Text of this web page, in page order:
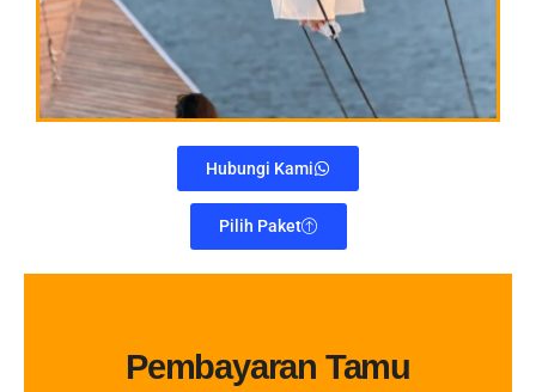
Hubungi Kami
Pilih Paket
Pembayaran Tamu